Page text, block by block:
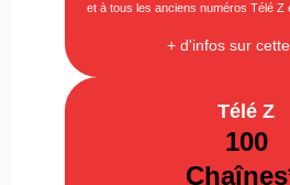
et à tous les anciens numéros Télé Z
+ d'infos sur
Télé Z
100